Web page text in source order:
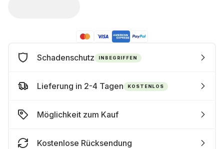
Schadenschutz INBEGRIFFEN
Lieferung in 2-4 Tagen KOSTENLOS
Möglichkeit zum Kauf
Kostenlose Rücksendung